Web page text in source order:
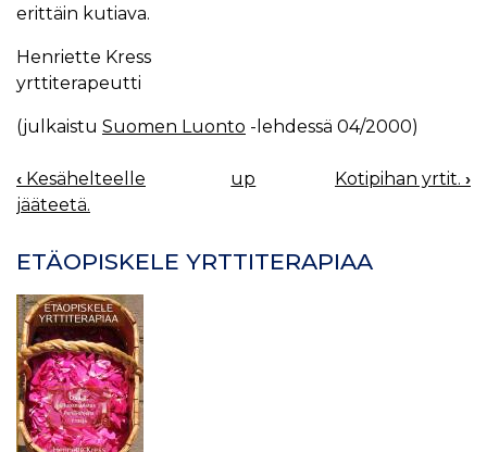
erittäin kutiava.
Henriette Kress
yrttiterapeutti
(julkaistu Suomen Luonto -lehdessä 04/2000)
BOOK
NAVIGATION
‹ Kesähelteelle
jääteetä.
up Kotipihan yrtit. ›
ETÄOPISKELE YRTTITERAPIAA